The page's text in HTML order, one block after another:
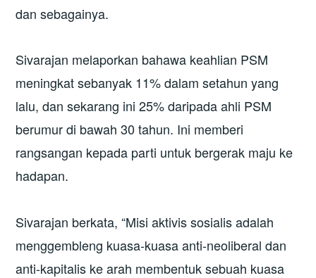
dan sebagainya.
Sivarajan melaporkan bahawa keahlian PSM
meningkat sebanyak 11% dalam setahun yang
lalu, dan sekarang ini 25% daripada ahli PSM
berumur di bawah 30 tahun. Ini memberi
rangsangan kepada parti untuk bergerak maju ke
hadapan.
Sivarajan berkata, “Misi aktivis sosialis adalah
menggembleng kuasa-kuasa anti-neoliberal dan
anti-kapitalis ke arah membentuk sebuah kuasa